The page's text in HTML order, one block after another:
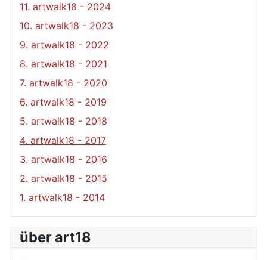
11. artwalk18 - 2024
10. artwalk18 - 2023
9. artwalk18 - 2022
8. artwalk18 - 2021
7. artwalk18 - 2020
6. artwalk18 - 2019
5. artwalk18 - 2018
4. artwalk18 - 2017
3. artwalk18 - 2016
2. artwalk18 - 2015
1. artwalk18 - 2014
über art18